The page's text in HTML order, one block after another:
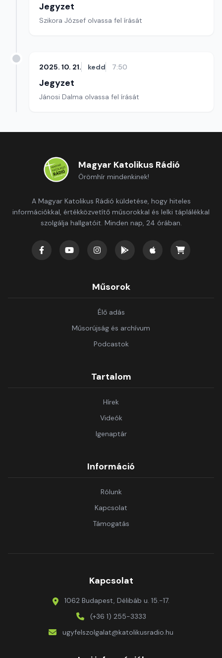
Jegyzet
Szikora József olvassa fel írását
2025. 10. 21. kedd 7:50
Jegyzet
Jánosi Dalma olvassa fel írását
Magyar Katolikus Rádió
Örömhír mindenkinek!
A Magyar Katolikus Rádió küldetése, hogy hiteles
információkkal, értékközvetítő műsorokkal és lelki táplálékkal
szolgálja hallgatóit. Minden nap, 24 órában.
Műsorok
Élő adás
Műsorújság és archívum
Podcastok
Tartalom
Hírek
Videók
Igenaptár
Információ
Rólunk
Kapcsolat
Támogatás
Kapcsolat
1062 Budapest, Délibáb u. 15.-17.
(+36 1) 255-3333
ugyfelszolgalat@katolikusradio.hu